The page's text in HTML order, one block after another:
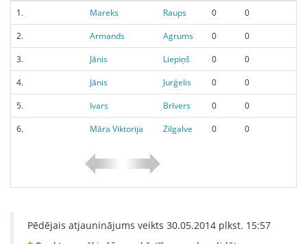
1. Mareks Raups 0
0
2.
Armands Agrums 0
0
3.
Jānis Liepiņš 0
0
4.
Jānis Jurģelis 0
0
5.
Ivars Brīvers 0
0
6.
Māra Viktorija Zilgalve 0 0
Pēdējais atjauninājums veikts 30.05.2014 plkst. 15:57